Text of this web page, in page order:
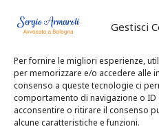
Gestisci
Per fornire le migliori esperienze,
per memorizzare e/o accedere alle
consenso a queste tecnologie ci
comportamento di navigazione o
acconsentire o ritirare il consenso
alcune caratteristiche e funzioni.
collegiale,
dei
dott.ssa
Presidente